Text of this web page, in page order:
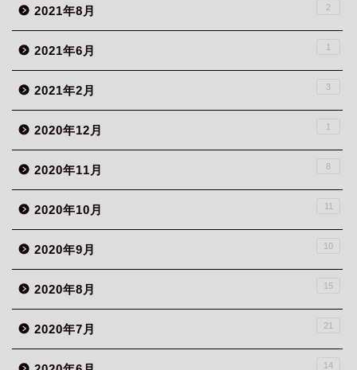
2021年8月 2
2021年6月 1
2021年2月 3
2020年12月 1
2020年11月 8
2020年10月 11
2020年9月 10
2020年8月 15
2020年7月 21
14